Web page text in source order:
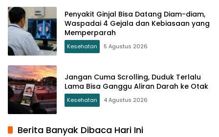
Penyakit Ginjal Bisa Datang Diam-diam,
Waspadai 4 Gejala dan Kebiasaan yang
Memperparah
Kesehatan 5 Agustus 2026
Jangan Cuma Scrolling, Duduk Terlalu
Lama Bisa Ganggu Aliran Darah ke Otak
Kesehatan 4 Agustus 2026
Berita Banyak Dibaca Hari Ini